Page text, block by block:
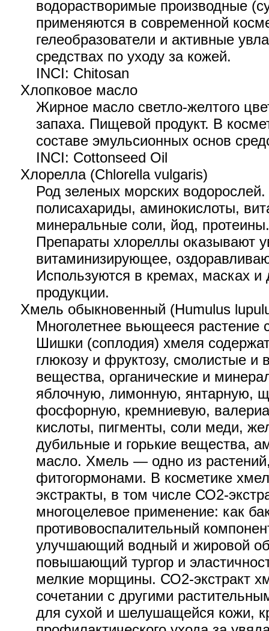
водорастворимые производные
применяются в современной
гелеобразователи и активные
средствах по уходу за кожей.
INCI: Chitosan
Хлопковое масло
Жирное масло светло-желтого
запаха. Пищевой продукт. В
составе эмульсионных основ
INCI: Cottonseed Oil
Хлорелла (Chlorella vulgaris)
Род зеленых морских
полисахариды, аминокислоты,
минеральные соли, йод,
Препараты хлореллы оказывают
витаминизирующее,
Используются в кремах, масках и
продукции.
Хмель обыкновенный (Humulus
Многолетнее вьющееся растение
Шишки (соплодия) хмеля
глюкозу и фруктозу, смолистые и
вещества, органические и
яблочную, лимонную, янтарную,
фосфорную, кремниевую,
кислоты, пигменты, соли меди,
дубильные и горькие вещества,
масло. Хмель — одно из
фитогормонами. В косметике
экстракты, в том числе СО2-
многоцелевое применение: как
противовоспалительный
улучшающий водный и жировой
повышающий тургор и
мелкие морщины. СО2-экстракт
сочетании с другими
для сухой и шелушащейся кожи,